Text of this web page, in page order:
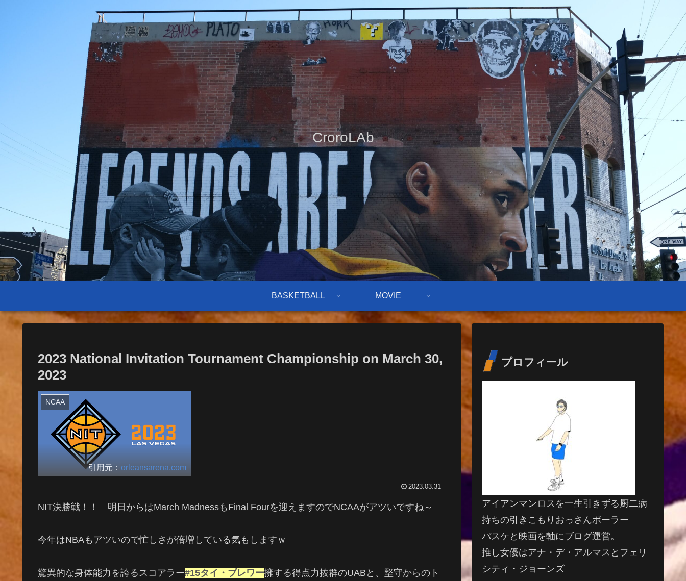
CroroLAb
BASKETBALL MOVIE
2023 National Invitation Tournament Championship on March 30,
2023
NCAA
引用元：orleansarena.com
2023.03.31
NIT決勝戦！！ 明日からはMarch MadnessもFinal Fourを迎えますのでNCAAがアツいですね～
今年はNBAもアツいので忙しさが倍増している気もしますｗ
驚異的な身体能力を誇るスコアラー#15タイ・ブレワー擁する得点力抜群のUABと、堅守からのト
プロフィール
アイアンマンロスを一生引きずる厨二病
持ちの引きこもりおっさんボーラー
バスケと映画を軸にブログ運営。
推し女優はアナ・デ・アルマスとフェリ
シティ・ジョーンズ